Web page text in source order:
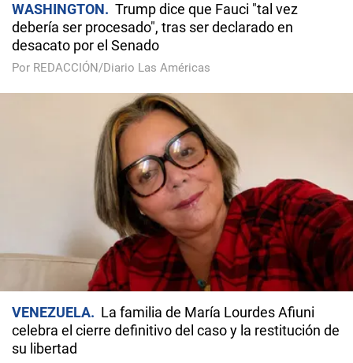
WASHINGTON
Trump dice que Fauci "tal vez
debería ser procesado", tras ser declarado en
desacato por el Senado
Por REDACCIÓN/Diario Las Américas
VENEZUELA
La familia de María Lourdes Afiuni
celebra el cierre definitivo del caso y la restitución de
su libertad